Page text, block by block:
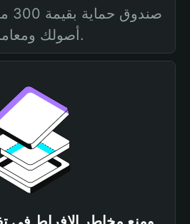
أصولك ومعاملاتك.